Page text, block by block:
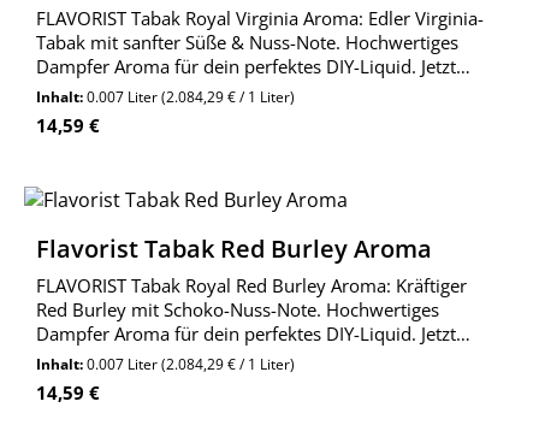
FLAVORIST Tabak Royal Virginia Aroma: Edler Virginia-
Tabak mit sanfter Süße & Nuss-Note. Hochwertiges
Dampfer Aroma für dein perfektes DIY-Liquid. Jetzt
entdecken!
Inhalt:0.007 Liter(2.084,29 € / 1 Liter)
Regulärer Preis:
14,59 €
Flavorist Tabak Red Burley Aroma
FLAVORIST Tabak Royal Red Burley Aroma: Kräftiger
Red Burley mit Schoko-Nuss-Note. Hochwertiges
Dampfer Aroma für dein perfektes DIY-Liquid. Jetzt
entdecken!
Inhalt:0.007 Liter(2.084,29 € / 1 Liter)
Regulärer Preis:
14,59 €